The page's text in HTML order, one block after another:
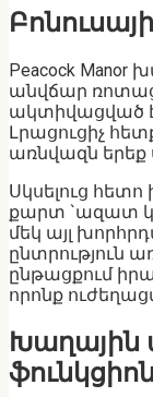
Peacock Manor
անվճար
ակտիվացված է
Լրացուցիչ
առնվազն երեք
Սկսելուց
քարտ `ազատ
մեկ այլ
ընտրություն
ընթացքում
որոնք